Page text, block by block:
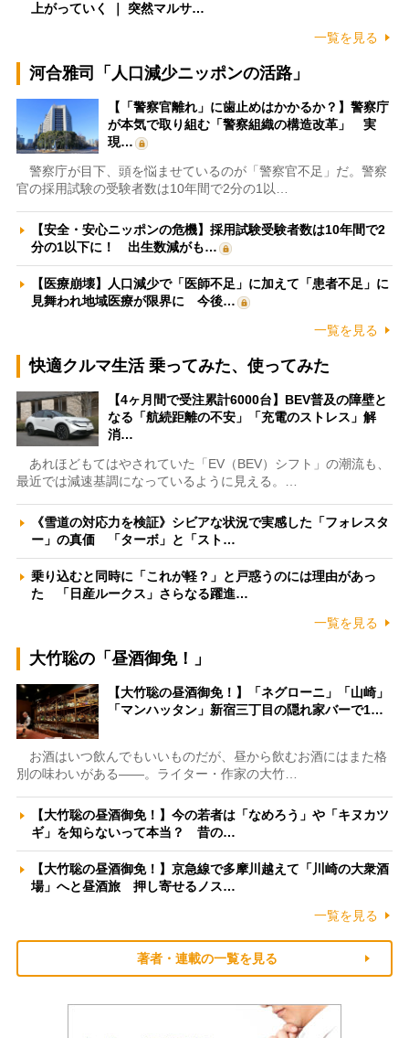
上がっていく ｜ 突然マルサ…
一覧を見る
河合雅司「人口減少ニッポンの活路」
【「警察官離れ」に歯止めはかかるか？】警察庁
が本気で取り組む「警察組織の構造改革」 実
現…
警察庁が目下、頭を悩ませているのが「警察官不足」だ。警察
官の採用試験の受験者数は10年間で2分の1以…
【安全・安心ニッポンの危機】採用試験受験者数は10年間で2
分の1以下に！ 出生数減がも…
【医療崩壊】人口減少で「医師不足」に加えて「患者不足」に
見舞われ地域医療が限界に 今後…
一覧を見る
快適クルマ生活 乗ってみた、使ってみた
【4ヶ月間で受注累計6000台】BEV普及の障壁と
なる「航続距離の不安」「充電のストレス」解
消…
あれほどもてはやされていた「EV（BEV）シフト」の潮流も、
最近では減速基調になっているように見える。…
《雪道の対応力を検証》シビアな状況で実感した「フォレスタ
ー」の真価 「ターボ」と「スト…
乗り込むと同時に「これが軽？」と戸惑うのには理由があっ
た 「日産ルークス」さらなる躍進…
一覧を見る
大竹聡の「昼酒御免！」
【大竹聡の昼酒御免！】「ネグローニ」「山崎」
「マンハッタン」新宿三丁目の隠れ家バーで1…
お酒はいつ飲んでもいいものだが、昼から飲むお酒にはまた格
別の味わいがある――。ライター・作家の大竹…
【大竹聡の昼酒御免！】今の若者は「なめろう」や「キヌカツ
ギ」を知らないって本当？ 昔の…
【大竹聡の昼酒御免！】京急線で多摩川越えて「川崎の大衆酒
場」へと昼酒旅 押し寄せるノス…
一覧を見る
著者・連載の一覧を見る